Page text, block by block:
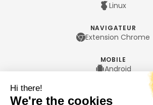
Linux
NAVIGATEUR
Extension Chrome
MOBILE
Android
LANGUES